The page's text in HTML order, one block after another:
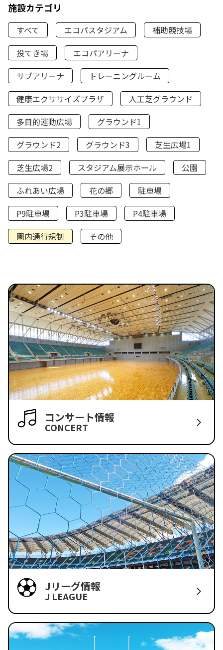
施設カテゴリ
すべて エコパスタジアム
補助競技場
投てき場
エコパアリーナ
サブアリーナ
トレーニングルーム
健康エクササイズプラザ
人工芝グラウンド
多目的運動広場
グラウンド1
グラウンド2
グラウンド3
芝生広場1
芝生広場2
スタジアム展示ホール
公園
ふれあい広場
花の郷
駐車場
P9駐車場
P3駐車場
P4駐車場
園内通行規制
その他
コンサート情報
CONCERT
Jリーグ情報
J LEAGUE